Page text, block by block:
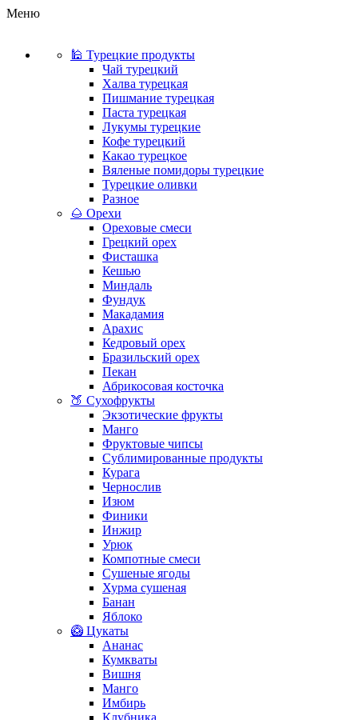
Меню
🕌 Турецкие продукты
Чай турецкий
Халва турецкая
Пишмание турецкая
Паста турецкая
Лукумы турецкие
Кофе турецкий
Какао турецкое
Вяленые помидоры турецкие
Турецкие оливки
Разное
🌰 Орехи
Ореховые смеси
Грецкий орех
Фисташка
Кешью
Миндаль
Фундук
Макадамия
Арахис
Кедровый орех
Бразильский орех
Пекан
Абрикосовая косточка
🍑 Сухофрукты
Экзотические фрукты
Манго
Фруктовые чипсы
Сублимированные продукты
Курага
Чернослив
Изюм
Финики
Инжир
Урюк
Компотные смеси
Сушеные ягоды
Хурма сушеная
Банан
Яблоко
🥝 Цукаты
Ананас
Кумкваты
Вишня
Манго
Имбирь
Клубника